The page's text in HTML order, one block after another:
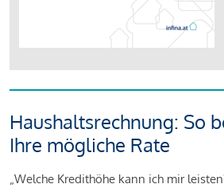
Haushaltsrechnung: So
Ihre mögliche Rate
„Welche Kredithöhe kann ich mir